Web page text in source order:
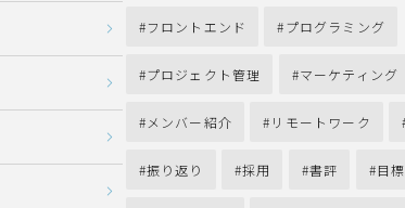
フロントエンド プログラミング
プロジェクト管理 マーケティング
メンバー紹介 リモートワーク
振り返り 採用 書評 目標